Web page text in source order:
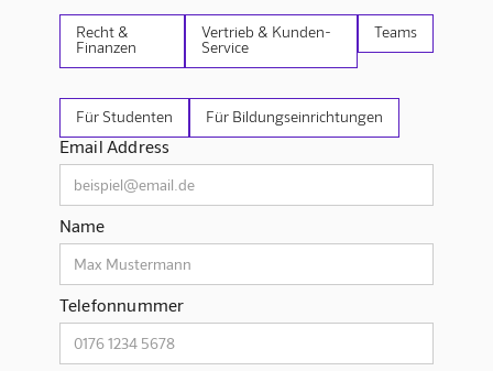
Recht &
Finanzen
Vertrieb & Kunden-
Service
Teams
Für Studenten Für Bildungseinrichtungen
Email Address
Name
Telefonnummer